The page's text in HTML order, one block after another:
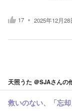
17 2025年12月28
天照うた ＠SJAさんの
救いのない、「忘却